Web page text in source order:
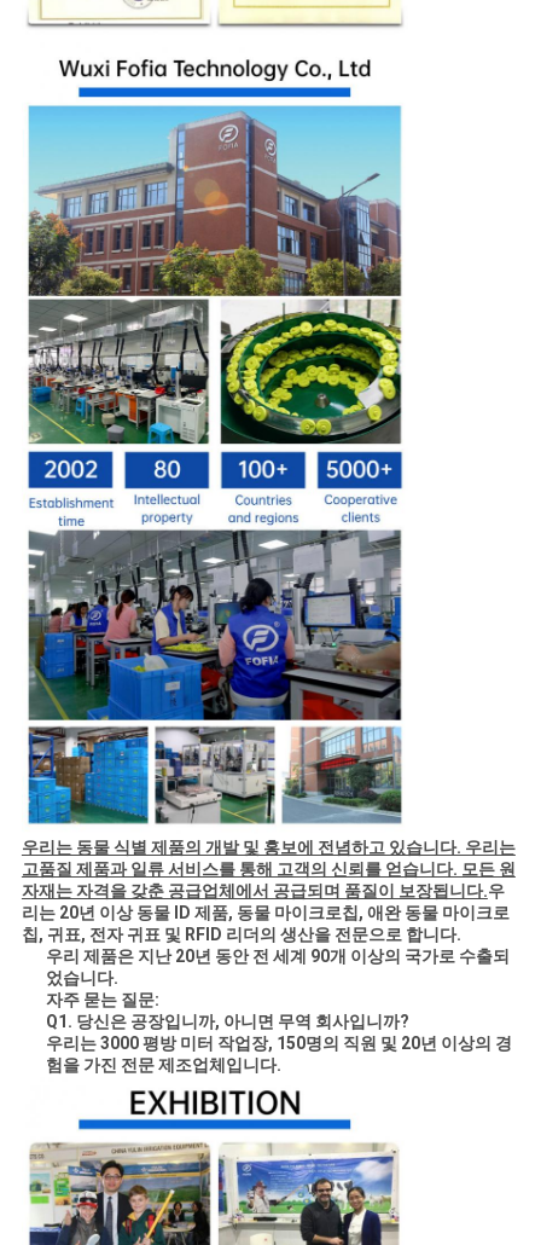
우리는 동물 식별 제품의 개발 및 홍보에 전념하고 있습니다. 우리는
고품질 제품과 일류 서비스를 통해 고객의 신뢰를 얻습니다. 모든 원
자재는 자격을 갖춘 공급업체에서 공급되며 품질이 보장됩니다.우
리는 20년 이상 동물 ID 제품, 동물 마이크로칩, 애완 동물 마이크로
칩, 귀표, 전자 귀표 및 RFID 리더의 생산을 전문으로 합니다.
우리 제품은 지난 20년 동안 전 세계 90개 이상의 국가로 수출되
었습니다.
자주 묻는 질문:
Q1. 당신은 공장입니까, 아니면 무역 회사입니까?
우리는 3000 평방 미터 작업장, 150명의 직원 및 20년 이상의 경
험을 가진 전문 제조업체입니다.